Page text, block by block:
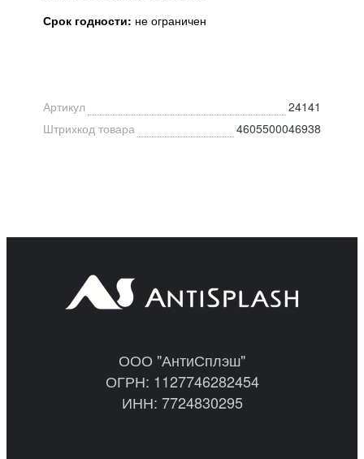
Срок годности: не ограничен
Артикул
24141
Штрихкод товара
4605500046938
ООО "АнтиСплэш"
ОГРН: 1127746282454
ИНН: 7724830295